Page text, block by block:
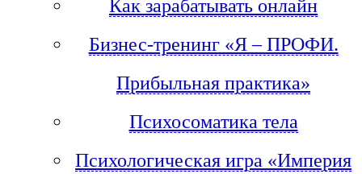
Как зарабатывать онлайн
Бизнес-тренинг «Я – ПРОФИ.
Прибыльная практика»
Психосоматика тела
Психологическая игра «Империя